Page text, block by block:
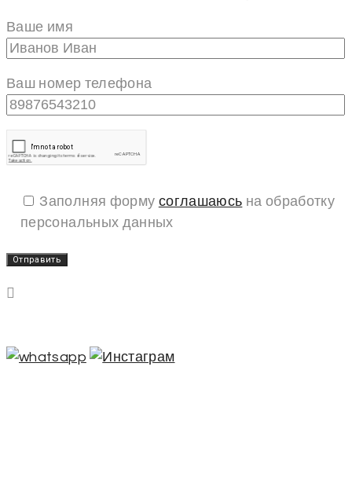
Ваше имя
Ваш номер телефона
Заполняя форму соглашаюсь на обработку
персональных данных